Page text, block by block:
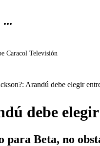
Caracol Televisión
Arandú debe elegir
debe
Beta, no